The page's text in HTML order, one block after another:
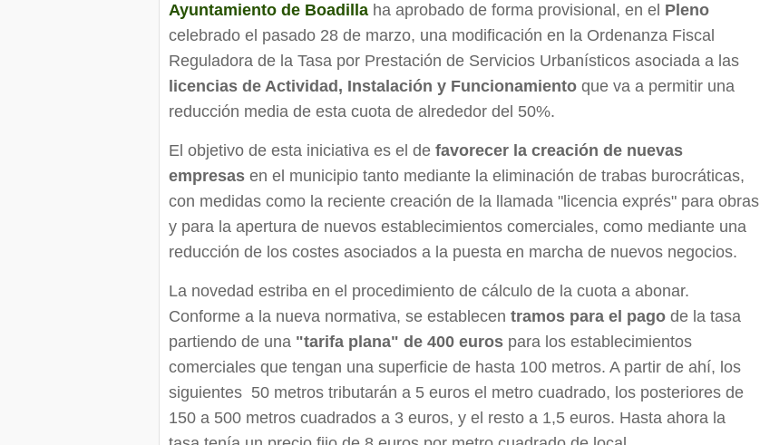
Ayuntamiento de Boadilla ha aprobado de forma provisional, en el Pleno
celebrado el pasado 28 de marzo, una modificación en la Ordenanza Fiscal
Reguladora de la Tasa por Prestación de Servicios Urbanísticos asociada a las
licencias de Actividad, Instalación y Funcionamiento que va a permitir una
reducción media de esta cuota de alrededor del 50%.
El objetivo de esta iniciativa es el de favorecer la creación de nuevas
empresas en el municipio tanto mediante la eliminación de trabas burocráticas,
con medidas como la reciente creación de la llamada "licencia exprés" para obras
y para la apertura de nuevos establecimientos comerciales, como mediante una
reducción de los costes asociados a la puesta en marcha de nuevos negocios.
La novedad estriba en el procedimiento de cálculo de la cuota a abonar.
Conforme a la nueva normativa, se establecen tramos para el pago de la tasa
partiendo de una "tarifa plana" de 400 euros para los establecimientos
comerciales que tengan una superficie de hasta 100 metros. A partir de ahí, los
siguientes 50 metros tributarán a 5 euros el metro cuadrado, los posteriores de
150 a 500 metros cuadrados a 3 euros, y el resto a 1,5 euros. Hasta ahora la